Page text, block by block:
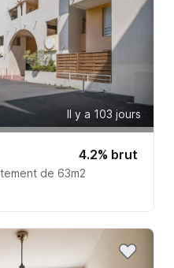
Il y a 103 jours
4.2% brut
de 63m2